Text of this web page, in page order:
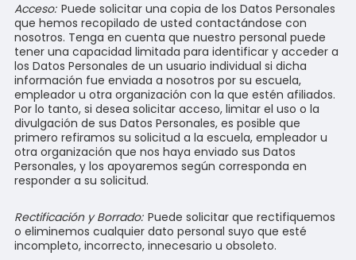
Acceso:Puede solicitar una copia de los Datos Personales
que hemos recopilado de usted contactándose con
nosotros. Tenga en cuenta que nuestro personal puede
tener una capacidad limitada para identificar y acceder a
los Datos Personales de un usuario individual si dicha
información fue enviada a nosotros por su escuela,
empleador u otra organización con la que estén afiliados.
Por lo tanto, si desea solicitar acceso, limitar el uso o la
divulgación de sus Datos Personales, es posible que
primero refiramos su solicitud a la escuela, empleador u
otra organización que nos haya enviado sus Datos
Personales, y los apoyaremos según corresponda en
responder a su solicitud.
Rectificación y Borrado:Puede solicitar que rectifiquemos
o eliminemos cualquier dato personal suyo que esté
incompleto, incorrecto, innecesario u obsoleto.